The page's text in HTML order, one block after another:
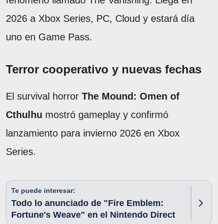
2026 a Xbox Series, PC, Cloud y estará día
uno en Game Pass.
Terror cooperativo y nuevas fechas
El survival horror The Mound: Omen of
Cthulhu mostró gameplay y confirmó
lanzamiento para invierno 2026 en Xbox
Series.
Te puede interesar:
Todo lo anunciado de "Fire Emblem:
Fortune's Weave" en el Nintendo Direct